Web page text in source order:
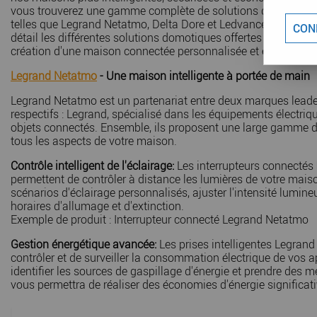
vous trouverez une gamme complète de solutions
telles que Legrand Netatmo, Delta Dore et Ledvance. Dans
détail les différentes solutions domotiques offertes par ces
création d'une maison connectée personnalisée et efficace.
Legrand Netatmo- Une maison intelligente à portée de main
Legrand Netatmo est un partenariat entre deux marques
respectifs : Legrand, spécialisé dans les équipements
objets connectés. Ensemble, ils proposent une large gamme
tous les aspects de votre maison.
Contrôle intelligent de l'éclairage: Les interrupteurs
permettent de contrôler à distance les lumières de votre
scénarios d'éclairage personnalisés, ajuster l'intensité
horaires d'allumage et d'extinction.
Exemple de produit : Interrupteur connecté Legrand Netatmo
Gestion énergétique avancée: Les prises intelligentes
contrôler et de surveiller la consommation électrique de vos
identifier les sources de gaspillage d'énergie et prendre des
vous permettra de réaliser des économies d'énergie